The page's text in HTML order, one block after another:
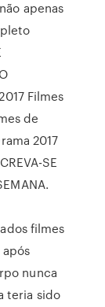
apenas
Filmes
de
2017
SE
filmes
nunca
teria sido